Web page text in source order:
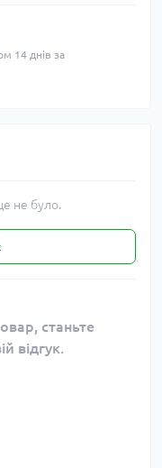
14 днів за
не було.
станьте
відгук.